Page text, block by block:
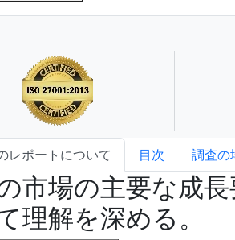
レポートについて 目次 調査の
市場の主要な成
理解を深める。